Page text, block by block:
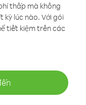
thấp mà không
kỳ lúc nào. Với gói
tiết kiệm trên các